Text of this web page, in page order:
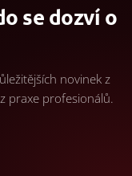
se dozví o
novinek z
praxe profesionálů.